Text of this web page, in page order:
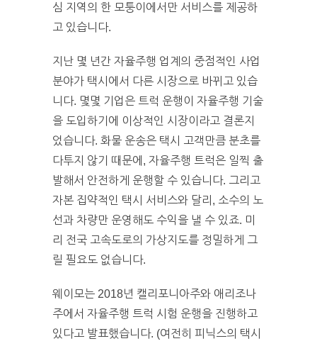
심 지역의 한 모퉁이에서만 서비스를 제공하
고 있습니다.
지난 몇 년간 자율주행 업계의 중점적인 사업
분야가 택시에서 다른 시장으로 바뀌고 있습
니다. 몇몇 기업은 트럭 운행이 자율주행 기술
을 도입하기에 이상적인 시장이라고 결론지
었습니다. 화물 운송은 택시 고객만큼 분초를
다투지 않기 때문에, 자율주행 트럭은 일찍 출
발해서 안전하게 운행할 수 있습니다. 그리고
자본 집약적인 택시 서비스와 달리, 소수의 노
선과 차량만 운영해도 수익을 낼 수 있죠. 미
리 전국 고속도로의 가상지도를 정밀하게 그
릴 필요도 없습니다.
웨이모는 2018년 캘리포니아주와 애리조나
주에서 자율주행 트럭 시험 운행을 진행하고
있다고 발표했습니다. (여전히 피닉스의 택시